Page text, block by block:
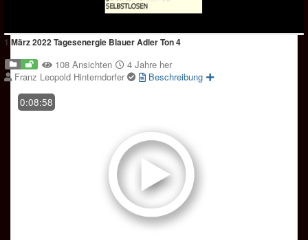
1 März 2022 Tagesenergie Blauer Adler Ton 4
108 Ansichten
4 Jahre her
Franz Leopold Hinterndorfer
Beschreibung
0:08:58